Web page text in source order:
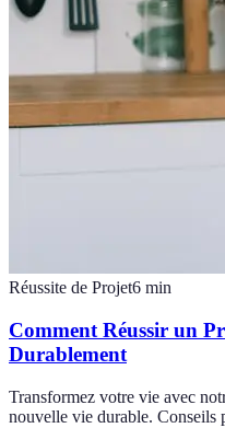
Réussite de Projet6 min
Comment Réussir un
Durablement
Transformez votre vie avec
nouvelle vie durable. Conseils